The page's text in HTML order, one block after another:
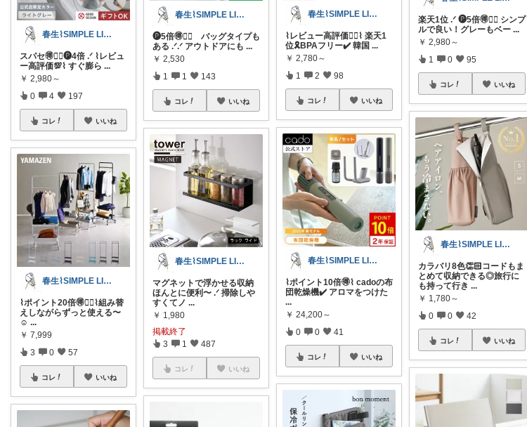
春生⌇SIMPLE LIFE⌇
スパセ🉐❤️‍🔥🅟4倍 .ᐟ ⌇レビュ
ー高評価💯⌇ すぐ膨ら ...
￥ 2,980～
0 4 197
コレ いいね
春生⌇SIMPLE LIFE⌇
⌇ポイント20倍🉐❤️‍🔥⌇組み替
えしながらずっと使える〜
☺️ ...
￥ 7,999
3 0 57
コレ いいね
春生⌇SIMPLE LIFE⌇
🅟5倍🉐❤️‍🔥 バッグタイプも
ある .ᐟ.ᐟ アウトドアにも ...
￥ 2,530
1 1 143
コレ いいね
春生⌇SIMPLE LIFE⌇
マグネットで浮かせる収納
ほんとに便利〜 .ᐟ 掃除しや
すくてノ ...
￥ 1,980
掲載終了
3 1 487
コレ いいね
春生⌇SIMPLE LIFE⌇
⌇レビュー高評価❤️‍🔥⌇ 楽天1
位🎗️BPAフリー✔️ 韓国 ...
￥ 2,780～
1 2 98
コレ いいね
春生⌇SIMPLE LIFE⌇
⌇ポイント10倍🉐⌇ cadoの布
団乾燥機✔️ アロマをつけた
...
￥ 24,200～
0 0 41
コレ いいね
楽天1位 .ᐟ 🅟5倍🉐❤️‍🔥 シンプ
ルで良い！グレーもベー ...
￥ 2,980～
1 0 95
コレ いいね
春生⌇SIMPLE LIFE⌇
カラバリ8色👏🏻コードもま
とめて収納できる◎旅行に
も持って行き ...
￥ 1,780～
0 0 42
コレ いいね